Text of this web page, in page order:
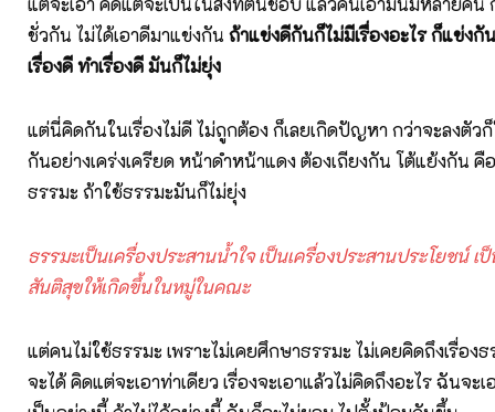
ชั่วกัน ไม่ได้เอาดีมาแข่งกัน ถ้าแข่งดีกันก็ไม่มีเรื่องอะไร ก็แข่งกั
เรื่องดี ทำเรื่องดี มันก็ไม่ยุ่ง
แต่นี่คิดกันในเรื่องไม่ดี ไม่ถูกต้อง ก็เลยเกิดปัญหา กว่าจะลงตัวก็
กันอย่างเคร่งเครียด หน้าดำหน้าแดง ต้องเถียงกัน โต้แย้งกัน คื
ธรรมะ ถ้าใช้ธรรมะมันก็ไม่ยุ่ง
ธรรมะเป็นเครื่องประสานน้ำใจ เป็นเครื่องประสานประโยชน์ เป็
สันติสุขให้เกิดขึ้นในหมู่ในคณะ
แต่คนไม่ใช้ธรรมะ เพราะไม่เคยศึกษาธรรมะ ไม่เคยคิดถึงเรื่อง
จะได้ คิดแต่จะเอาท่าเดียว เรื่องจะเอาแล้วไม่คิดถึงอะไร ฉันจะ